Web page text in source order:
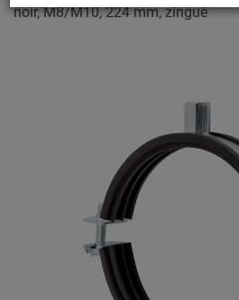
noir, M8/M10, 224 mm, zingué